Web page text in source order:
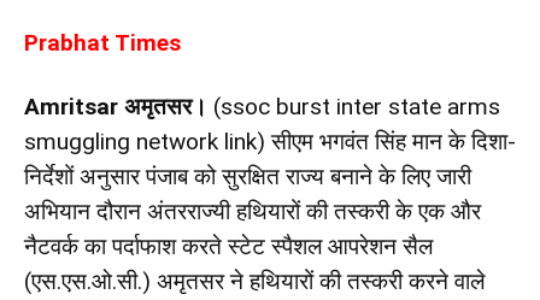
Prabhat Times
Amritsar अमृतसर। (ssoc burst inter state arms
smuggling network link) सीएम भगवंत सिंह मान के दिशा-
निर्देशों अनुसार पंजाब को सुरक्षित राज्य बनाने के लिए जारी
अभियान दौरान अंतरराज्यी हथियारों की तस्करी के एक और
नैटवर्क का पर्दाफाश करते स्टेट स्पैशल आपरेशन सैल
(एस.एस.ओ.सी.) अमृतसर ने हथियारों की तस्करी करने वाले